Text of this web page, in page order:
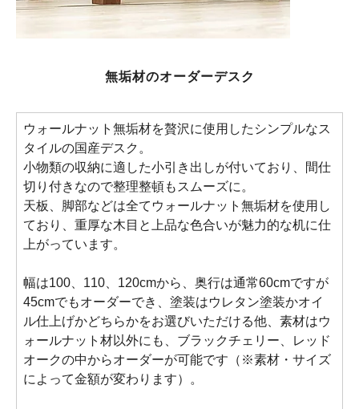
無垢材のオーダーデスク
ウォールナット無垢材を贅沢に使用したシンプルなス
タイルの国産デスク。
小物類の収納に適した小引き出しが付いており、間仕
切り付きなので整理整頓もスムーズに。
天板、脚部などは全てウォールナット無垢材を使用し
ており、重厚な木目と上品な色合いが魅力的な机に仕
上がっています。
幅は100、110、120cmから、奥行は通常60cmですが
45cmでもオーダーでき、塗装はウレタン塗装かオイ
ル仕上げかどちらかをお選びいただける他、素材はウ
ォールナット材以外にも、ブラックチェリー、レッド
オークの中からオーダーが可能です（※素材・サイズ
によって金額が変わります）。